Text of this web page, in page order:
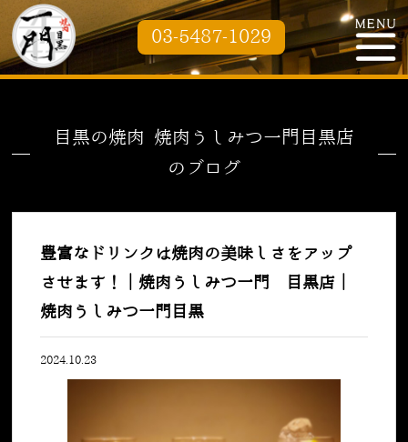
03-5487-1029
目黒の焼肉 焼肉うしみつ一門目黒店
のブログ
豊富なドリンクは焼肉の美味しさをアップ
させます！｜焼肉うしみつ一門 目黒店｜
焼肉うしみつ一門目黒
2024.10.23